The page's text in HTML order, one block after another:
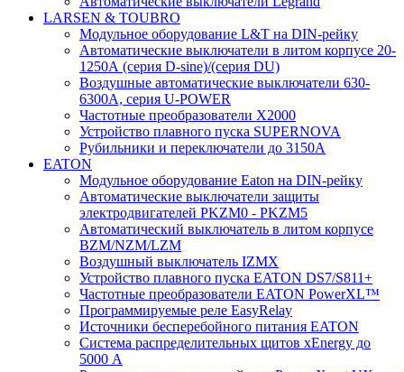
LARSEN & TOUBRO
Модульное оборудование L&T на DIN-рейку
Автоматические выключатели в литом корпусе 20-
1250А (серия D-sine)/(серия DU)
Воздушные автоматические выключатели 630-
6300А, серия U-POWER
Частотные преобразователи X2000
Устройство плавного пуска SUPERNOVA
Рубильники и переключатели до 3150А
EATON
Модульное оборудование Eaton на DIN-рейку
Автоматические выключатели защиты
электродвигателей PKZM0 - PKZM5
Автоматический выключатель в литом корпусе
BZM/NZM/LZM
Воздушный выключатель IZMX
Устройство плавного пуска EATON DS7/S811+
Частотные преобразователи EATON PowerXL™
Программируемые реле EasyRelay
Источники бесперебойного питания EATON
Система распределительных щитов xEnergy до
5000 А